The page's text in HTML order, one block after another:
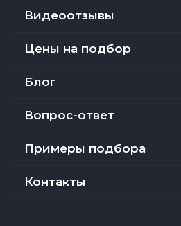
Видеоотзывы
Цены на подбор
Блог
Вопрос-ответ
Примеры подбора
Контакты